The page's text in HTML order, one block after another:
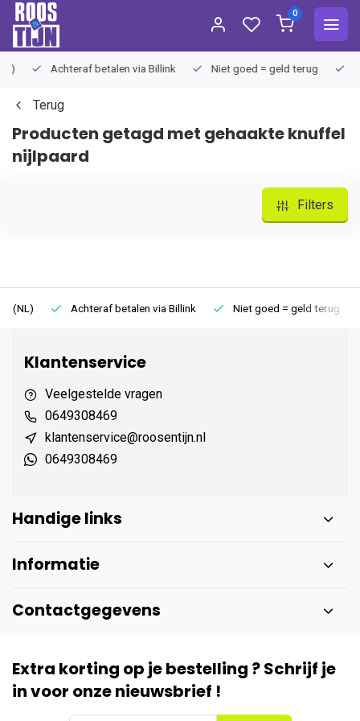
0
Achteraf betalen via Billink Niet goed = geld terug
Terug
Producten getagd met gehaakte knuffel
nijlpaard
Filters
Achteraf betalen via Billink Niet goed = geld terug
Klantenservice
Veelgestelde vragen
0649308469
klantenservice@roosentijn.nl
0649308469
Handige links
Informatie
Contactgegevens
Extra korting op je bestelling ? Schrijf je
in voor onze nieuwsbrief !